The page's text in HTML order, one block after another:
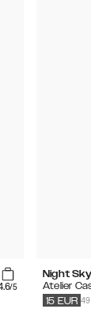
/5
Night
Atelier
15 EUR